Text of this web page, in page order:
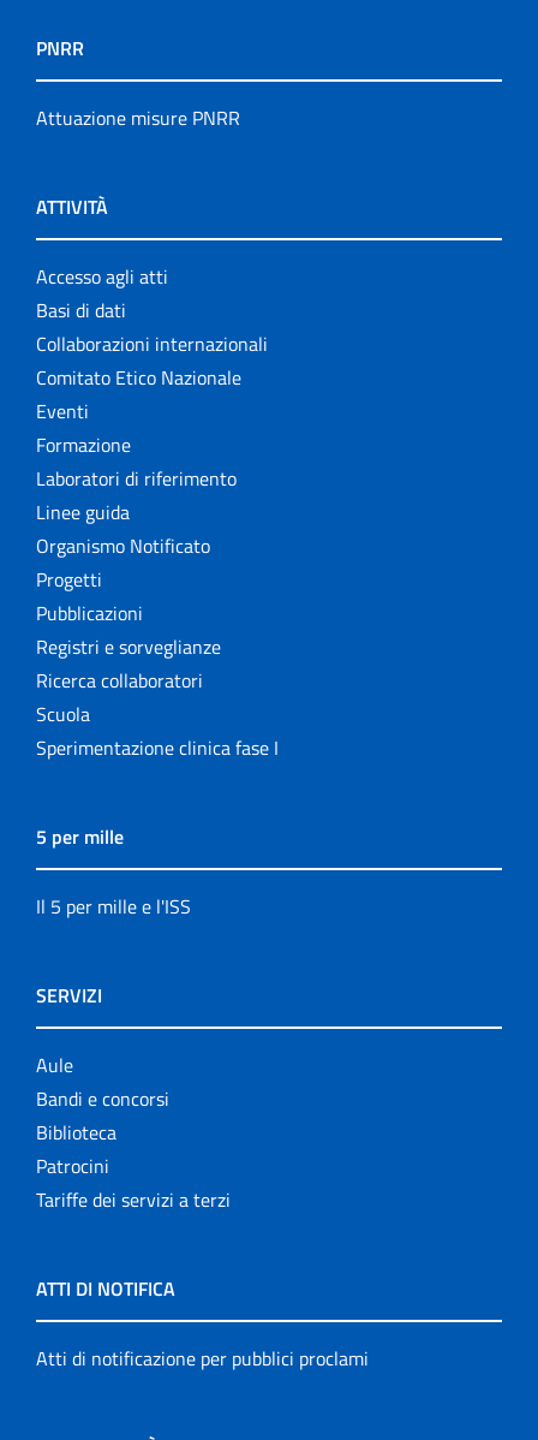
PNRR
Attuazione misure PNRR
ATTIVITÀ
Accesso agli atti
Basi di dati
Collaborazioni internazionali
Comitato Etico Nazionale
Eventi
Formazione
Laboratori di riferimento
Linee guida
Organismo Notificato
Progetti
Pubblicazioni
Registri e sorveglianze
Ricerca collaboratori
Scuola
Sperimentazione clinica fase I
5 per mille
Il 5 per mille e l'ISS
SERVIZI
Aule
Bandi e concorsi
Biblioteca
Patrocini
Tariffe dei servizi a terzi
ATTI DI NOTIFICA
Atti di notificazione per pubblici proclami